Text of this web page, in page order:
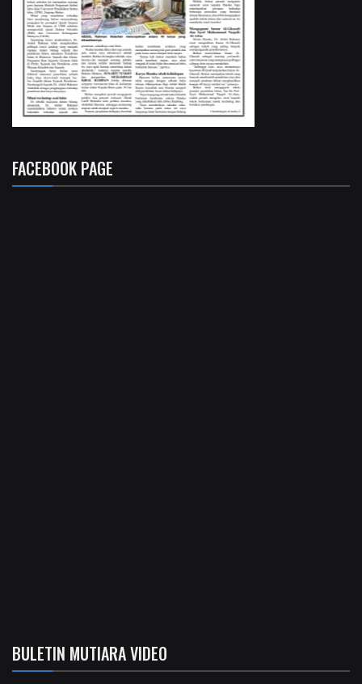
FACEBOOK PAGE
BULETIN MUTIARA VIDEO